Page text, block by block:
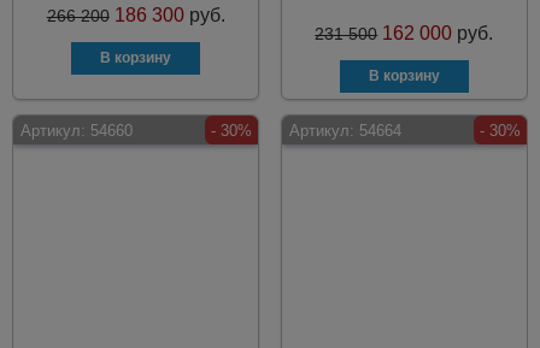
266 200 186 300 руб.
231 500 162 000 руб.
Артикул: 54660 - 30% Артикул: 54664 - 30%